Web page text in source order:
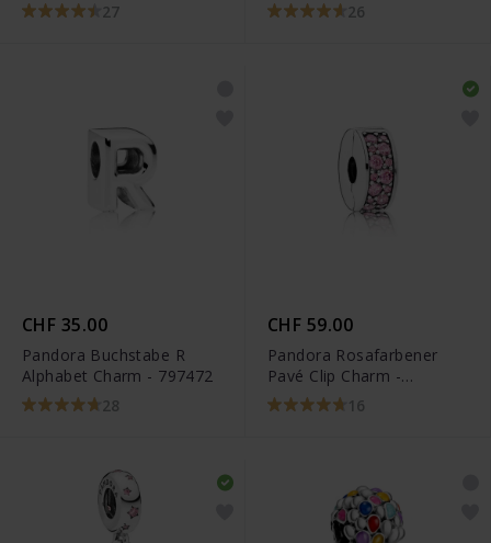
27
26
CHF 35.00
Pandora Buchstabe R
Alphabet Charm - 797472
28
CHF 59.00
Pandora Rosafarbener
Pavé Clip Charm -
791817PCZ16